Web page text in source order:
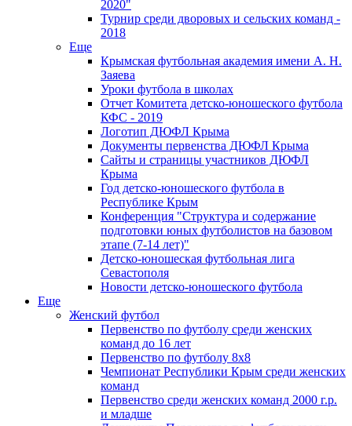
2020"
Турнир среди дворовых и сельских команд -
2018
Еще
Крымская футбольная академия имени А. Н.
Заяева
Уроки футбола в школах
Отчет Комитета детско-юношеского футбола
КФС - 2019
Логотип ДЮФЛ Крыма
Документы первенства ДЮФЛ Крыма
Сайты и страницы участников ДЮФЛ
Крыма
Год детско-юношеского футбола в
Республике Крым
Конференция "Структура и содержание
подготовки юных футболистов на базовом
этапе (7-14 лет)"
Детско-юношеская футбольная лига
Севастополя
Новости детско-юношеского футбола
Еще
Женский футбол
Первенство по футболу среди женских
команд до 16 лет
Первенство по футболу 8х8
Чемпионат Республики Крым среди женских
команд
Первенство среди женских команд 2000 г.р.
и младше